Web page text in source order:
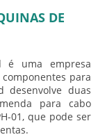
DE
é uma empresa
para
desenvolve duas
para cabo
01, que pode ser